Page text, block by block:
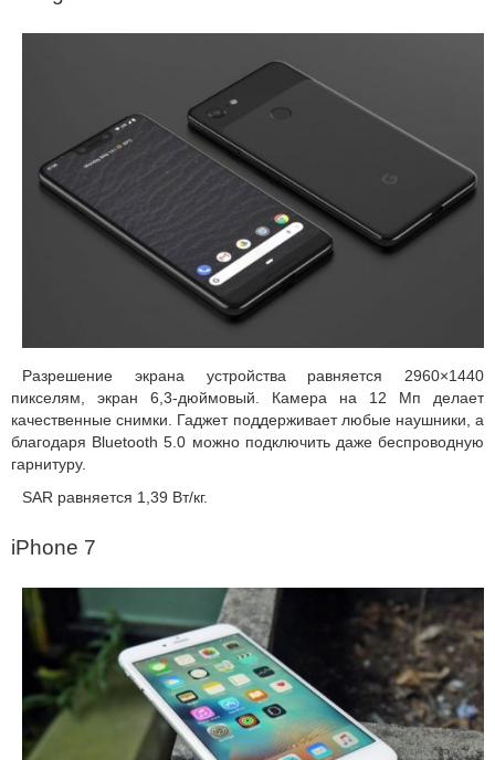
Разрешение экрана устройства равняется 2960×1440
пикселям, экран 6,3-дюймовый. Камера на 12 Мп делает
качественные снимки. Гаджет поддерживает любые наушники, а
благодаря Bluetooth 5.0 можно подключить даже беспроводную
гарнитуру.
SAR равняется 1,39 Вт/кг.
iPhone 7